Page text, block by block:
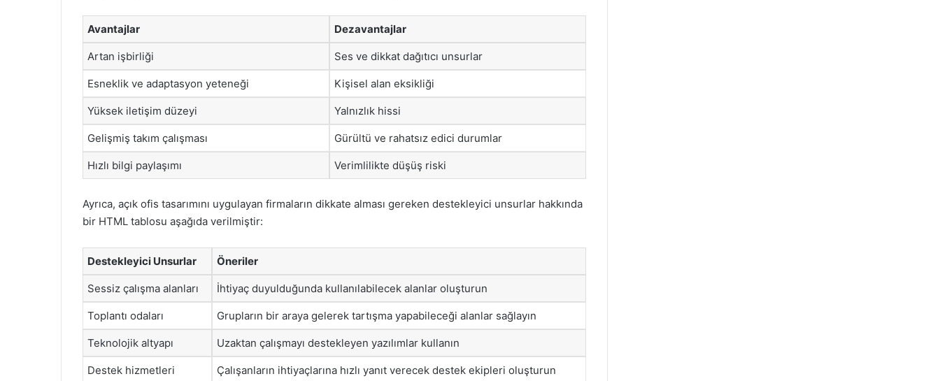
Avantajlar Dezavantajlar
Artan işbirliği Ses ve dikkat dağıtıcı unsurlar
Esneklik ve adaptasyon yeteneği Kişisel alan eksikliği
Yüksek iletişim düzeyi Yalnızlık hissi
Gelişmiş takım çalışması Gürültü ve rahatsız edici durumlar
Hızlı bilgi paylaşımı Verimlilikte düşüş riski
Ayrıca, açık ofis tasarımını uygulayan firmaların dikkate alması gereken destekleyici unsurlar hakkında
bir HTML tablosu aşağıda verilmiştir:
Destekleyici Unsurlar Öneriler
Sessiz çalışma alanları İhtiyaç duyulduğunda kullanılabilecek alanlar oluşturun
Toplantı odaları Grupların bir araya gelerek tartışma yapabileceği alanlar sağlayın
Teknolojik altyapı Uzaktan çalışmayı destekleyen yazılımlar kullanın
Destek hizmetleri Çalışanların ihtiyaçlarına hızlı yanıt verecek destek ekipleri oluşturun